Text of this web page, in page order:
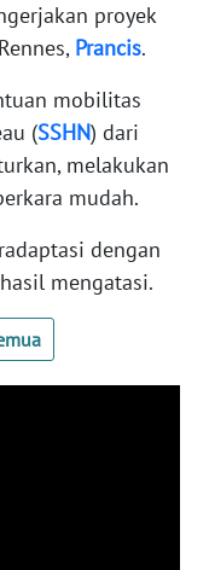
proyek
Prancis.
mobilitas
(SSHN) dari
melakukan
mudah.
dengan
mengatasi.